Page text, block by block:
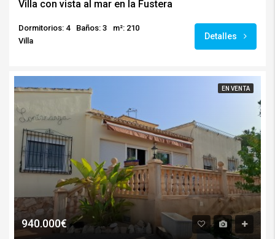
Villa con vista al mar en la Fustera
Dormitorios: 4 Baños: 3
m²: 210
Villa
Detalles
EN VENTA
940.000€